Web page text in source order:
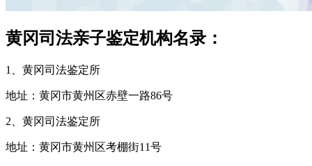
黄冈司法亲子鉴定机构名录：
1、黄冈司法鉴定所
地址：黄冈市黄州区赤壁一路86号
2、黄冈司法鉴定所
地址：黄冈市黄州区考棚街11号